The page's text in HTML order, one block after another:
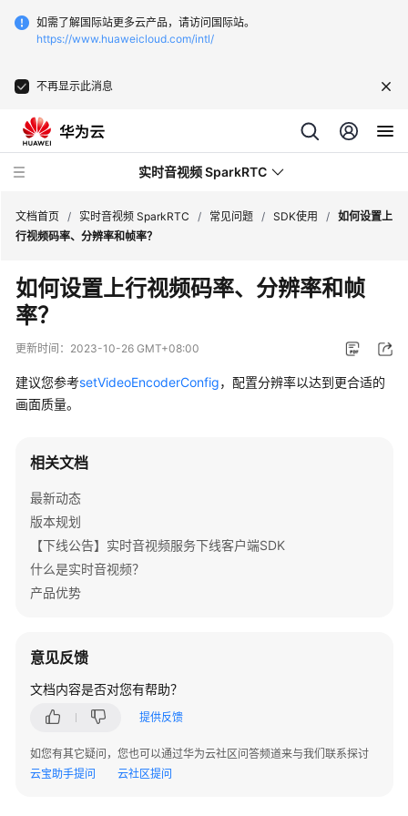
如需了解国际站更多云产品，请访问国际站。
https://www.huaweicloud.com/intl/
不再显示此消息
实时音视频 SparkRTC
最
新
动
服
务
公
品
介
绍
快
速
用
最
文档首页 / 实时音视频 SparkRTC / 常见问题 / SDK使用 / 如何设置上
行视频码率、分辨率和帧率？
如何设置上行视频码率、分辨率和帧
率？
更新时间： 2023-10-26 GMT+08:00
建议您参考setVideoEncoderConfig，配置分辨率以达到更合适的
画面质量。
相关文档
最新动态
版本规划
【下线公告】实时音视频服务下线客户端SDK
什么是实时音视频？
产品优势
意见反馈
文档内容是否对您有帮助？
提供反馈
如您有其它疑问，您也可以通过华为云社区问答频道来与我们联系探讨
云宝助手提问
云社区提问